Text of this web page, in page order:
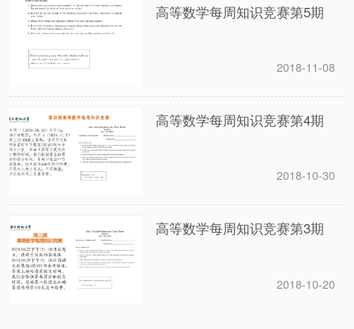
高等数学每周知识竞赛第5期
2018-11-08
高等数学每周知识竞赛第4期
2018-10-30
高等数学每周知识竞赛第3期
2018-10-20